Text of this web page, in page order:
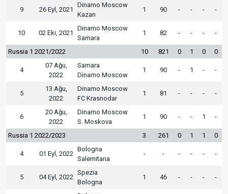
9 26 Eyl, 2021
Dinamo Moscow
Kazan
1 90 - - - -
10 02 Eki, 2021
Dinamo Moscow
Samara
1 82 - - - -
Russia 1 2021/2022 10 821 0 1 0 0
4
07 Ağu,
2022
Samara
Dinamo Moscow
1 90 - 1 - -
5
13 Ağu,
2022
Dinamo Moscow
FC Krasnodar
1 81 - - - -
6
20 Ağu,
2022
Dinamo Moscow
S. Moskova
1 90 - - 1 -
Russia 1 2022/2023 3 261 0 1 1 0
4 01 Eyl, 2022
Bologna
Salernitana
- - - - - -
5 04 Eyl, 2022
Spezia
Bologna
1 46 - - - -